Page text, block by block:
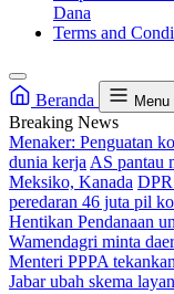
Dana
Terms and
Beranda Menu
Breaking News
Menaker: Penguatan
dunia kerja AS pantau
Meksiko, Kanada
peredaran 46 juta pil
Hentikan Pendanaan
Wamendagri minta
Menteri PPPA
Jabar ubah skema